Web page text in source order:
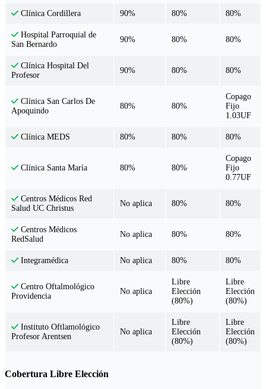
Clínica Cordillera 90% 80% 80%
Hospital Parroquial de
San Bernardo
90% 80% 80%
Clínica Hospital Del
Profesor
90% 80% 80%
Clínica San Carlos De
Apoquindo
80% 80%
Copago
Fijo
1.03UF
Clínica MEDS 80% 80% 80%
Clínica Santa María 80% 80%
Copago
Fijo
0.77UF
Centros Médicos Red
Salud UC Christus
No aplica 80% 80%
Centros Médicos
RedSalud
No aplica 80% 80%
Integramédica No aplica 80% 80%
Centro Oftalmológico
Providencia
No aplica
Libre
Elección
(80%)
Libre
Elección
(80%)
Instituto Oftlamológico
Profesor Arentsen
No aplica
Libre
Elección
(80%)
Libre
Elección
(80%)
Cobertura Libre Elección